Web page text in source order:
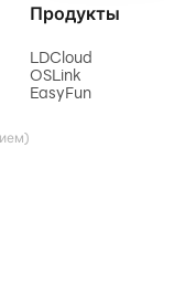
Продукты
LDCloud
OSLink
EasyFun